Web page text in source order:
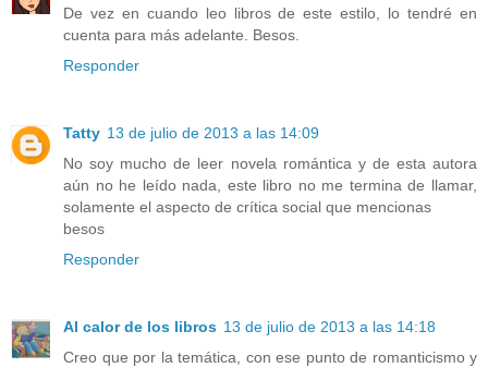
De vez en cuando leo libros de este estilo, lo tendré en
cuenta para más adelante. Besos.
Responder
Tatty 13 de julio de 2013 a las 14:09
No soy mucho de leer novela romántica y de esta autora
aún no he leído nada, este libro no me termina de llamar,
solamente el aspecto de crítica social que mencionas
besos
Responder
Al calor de los libros 13 de julio de 2013 a las 14:18
Creo que por la temática, con ese punto de romanticismo y